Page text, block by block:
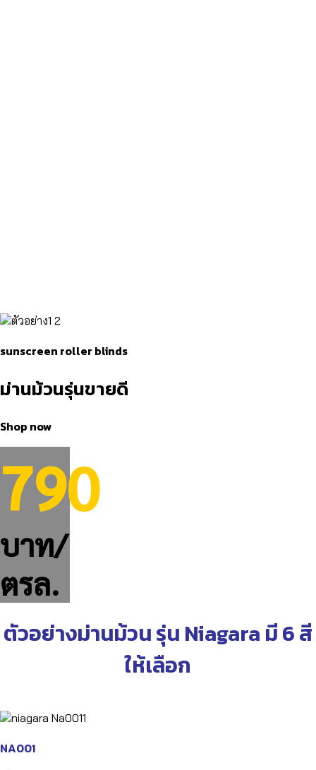
sunscreen roller blinds
ม่านม้วนรุ่นขายดี
Shop now
790
บาท/
ตรล.
ตัวอย่างม่านม้วน รุ่น Niagara มี 6 สี
ให้เลือก
NA001